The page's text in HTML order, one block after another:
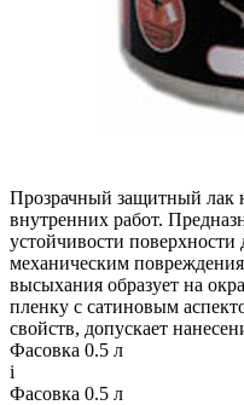
Прозрачный защитный лак
внутренних работ.
устойчивости
механическим
высыхания образует на
пленку с сатиновым
свойств, допускает
Фасовка 0.5 л
i
Фасовка 0.5 л